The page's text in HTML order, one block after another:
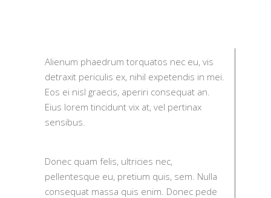
Alienum phaedrum torquatos nec eu, vis
detraxit periculis ex, nihil expetendis in mei.
Eos ei nisl graecis, aperiri consequat an.
Eius lorem tincidunt vix at, vel pertinax
sensibus.
Donec quam felis, ultricies nec,
pellentesque eu, pretium quis, sem. Nulla
consequat massa quis enim. Donec pede